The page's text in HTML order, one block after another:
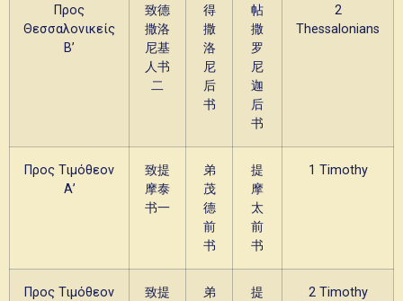
Προς
Θεσσαλονικείς
Β’
致德
撒洛
尼基
人书
二
得
撒
洛
尼
后
书
帖
撒
罗
尼
迦
后
书
2
Thessalonians
Προς Τιμόθεον
Α’
致提
摩泰
书一
弟
茂
德
前
书
提
摩
太
前
书
1 Timothy
Προς Τιμόθεον
致提
弟
提
2 Timothy